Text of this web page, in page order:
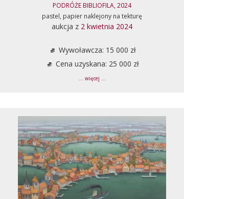
PODRÓŻE BIBLIOFILA, 2024
pastel, papier naklejony na tekturę
aukcja z 2 kwietnia 2024
Wywoławcza: 15 000 zł
Cena uzyskana: 25 000 zł
... więcej ...